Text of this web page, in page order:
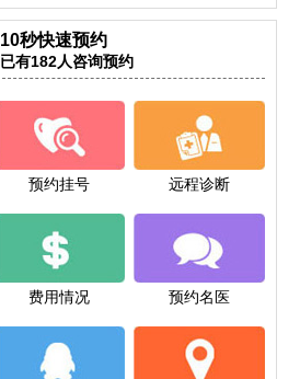
10秒快速预约
已有182人咨询预约
预约挂号 远程诊断
费用情况 预约名医